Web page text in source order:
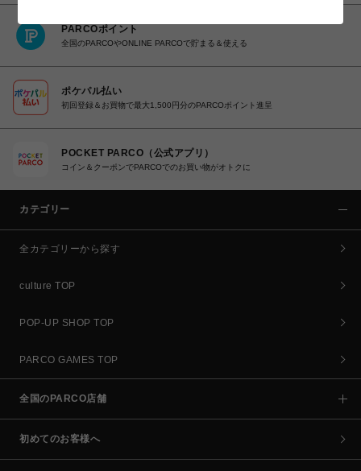
PARCOポイント
全国のPARCOやONLINE PARCOで貯まる＆使える
ポケパル払い
初回登録＆お買物で最大1,500円分のPARCOポイント進呈
POCKET PARCO（公式アプリ）
コイン＆クーポンでPARCOでのお買い物がオトクに
カテゴリー
全カテゴリーから探す
culture TOP
POP-UP SHOP TOP
PARCO GAMES TOP
全国のPARCO店舗
初めてのお客様へ